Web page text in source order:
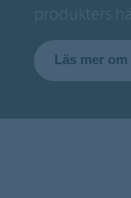
produkters
Läs mer